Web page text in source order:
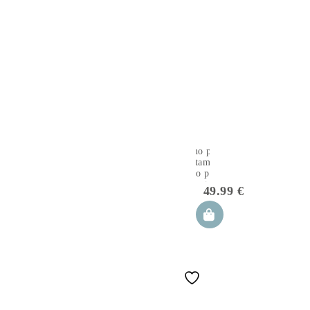
Cuscino per
l’allattamento,
cuscino per
l’alimentazione
60×40 cm
Apanatschi
49.99 €